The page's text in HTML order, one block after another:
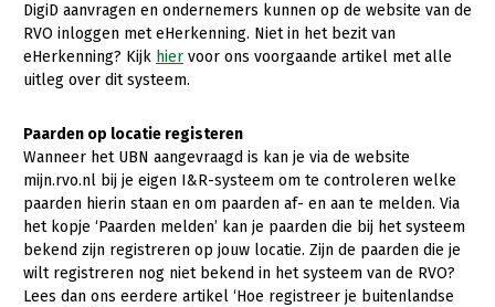
Kalverhouderij
Konijnenhouderij
Melkveehouderij
Paardenhouderij
Pluimveehouderij
Schapenhouderij
Varkenshouderij
Vleesveehouderij
Biologische Landbouw
Bollenteelt
Bomen, vaste planten en zomerbloemen
Fruitteelt
Glastuinbouw
Paddenstoelen
Vollegrondsgroente
Multifunctioneel
Vrouw en Bedrijf
Onderwerpen
Nieuws
Webinars
Over LTO
LTO Nederland
Mensen
DigiD aanvragen en ondernemers kunnen op de website van de
RVO inloggen met eHerkenning. Niet in het bezit van
eHerkenning? Kijk hier voor ons voorgaande artikel met alle
uitleg over dit systeem.
Paarden op locatie registeren
Wanneer het UBN aangevraagd is kan je via de website
mijn.rvo.nl bij je eigen I&R-systeem om te controleren welke
paarden hierin staan en om paarden af- en aan te melden. Via
het kopje ‘Paarden melden’ kan je paarden die bij het systeem
bekend zijn registreren op jouw locatie. Zijn de paarden die je
wilt registreren nog niet bekend in het systeem van de RVO?
Lees dan ons eerdere artikel ‘Hoe registreer je buitenlandse